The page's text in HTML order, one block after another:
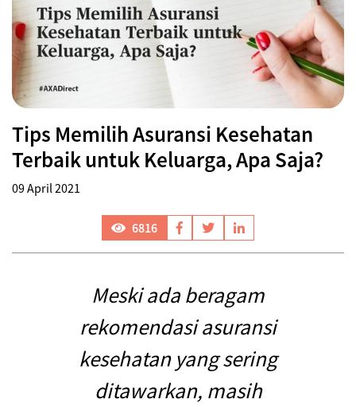
Tips Memilih Asuransi Kesehatan
Terbaik untuk Keluarga, Apa Saja?
09 April 2021
6816
Meski ada beragam
rekomendasi asuransi
kesehatan yang sering
ditawarkan, masih